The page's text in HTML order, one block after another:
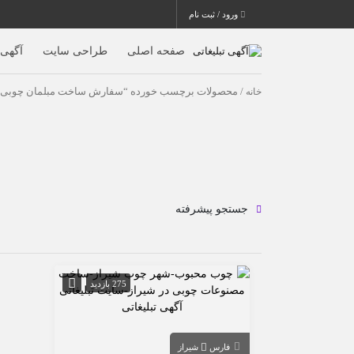
ورود / ثبت نام
صفحه اصلی طراحی سایت آگهی
خانه / محصولات برچسب خورده “سفارش ساخت مبلمان چوبی
جستجو پیشرفته
275 بازدید
فارس شیراز